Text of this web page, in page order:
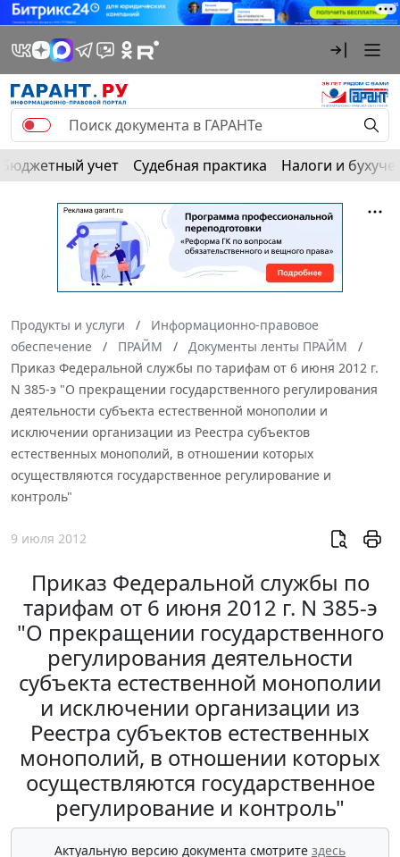
Бюджетный учет Судебная практика Налоги и
Продукты и услуги
Информационно-правовое
обеспечение
ПРАЙМ
Документы ленты ПРАЙМ
Приказ Федеральной службы по тарифам от 6 июня 2012 г.
N 385-э "О прекращении государственного регулирования
деятельности субъекта естественной монополии и
исключении организации из Реестра субъектов
естественных монополий, в отношении которых
осуществляются государственное регулирование и
контроль"
9 июля 2012
Приказ Федеральной службы по
тарифам от 6 июня 2012 г. N 385-э
"О прекращении государственного
регулирования деятельности
субъекта естественной монополии
и исключении организации из
Реестра субъектов естественных
монополий, в отношении которых
осуществляются государственное
регулирование и контроль"
Актуальную версию документа смотрите здесь